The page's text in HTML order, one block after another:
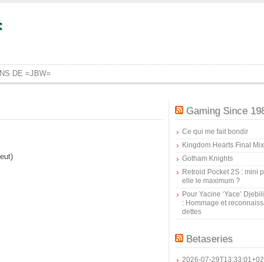
DE =JBW=
Gaming Since
Ce qui me fait bondir
Kingdom Hearts Final Mix
Gotham Knights
Retroid Pocket 2S : mini
elle le maximum ?
Pour Yacine ‘Yace’
: Hommage et
dettes
Betaseries
2026-07-